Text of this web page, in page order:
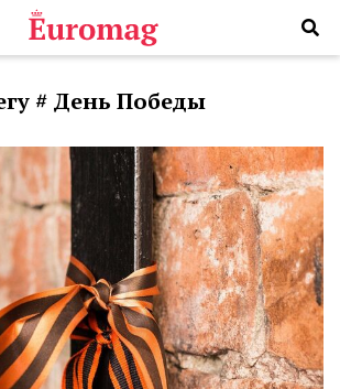
# День Победы